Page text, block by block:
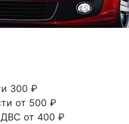
300 ₽
от 500 ₽
ДВС от 400 ₽